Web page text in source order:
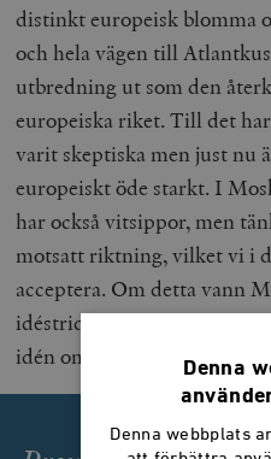
distinkt europeisk blomma
och hela vägen till
utbredning ut som den
europeiska riket. Till det
varit skeptiska men just nu
europeiskt öde starkt. I
har också vitsippor, men
motsatt riktning, vilket vi i
acceptera. Om detta vann
idéstrid 2022. De kämpade
idén om kollektiv säkerhet
Denna
Denna webbplats